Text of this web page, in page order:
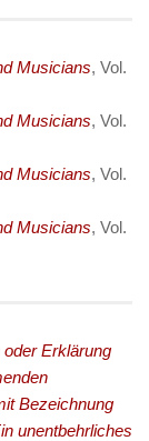
Musicians, Vol.
Musicians, Vol.
Musicians, Vol.
Musicians, Vol.
Erklärung
Bezeichnung
unentbehrliches